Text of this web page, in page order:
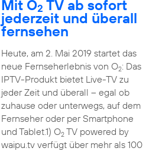
Mit O2 TV ab sofort
jederzeit und überall
fernsehen
Heute, am 2. Mai 2019 startet das
neue Fernseherlebnis von O2: Das
IPTV-Produkt bietet Live-TV zu
jeder Zeit und überall – egal ob
zuhause oder unterwegs, auf dem
Fernseher oder per Smartphone
und Tablet.1) O2TV powered by
waipu.tv verfügt über mehr als 100